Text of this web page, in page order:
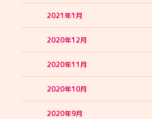
2021年1月
2020年12月
2020年11月
2020年10月
2020年9月